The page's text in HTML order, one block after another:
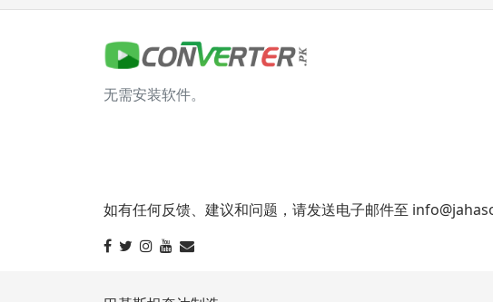
jpg 转换器
jpg 到 bmp
jpg 到 gif
无需安装软件。
如有任何反馈、建议和问题，请发送电子邮件至